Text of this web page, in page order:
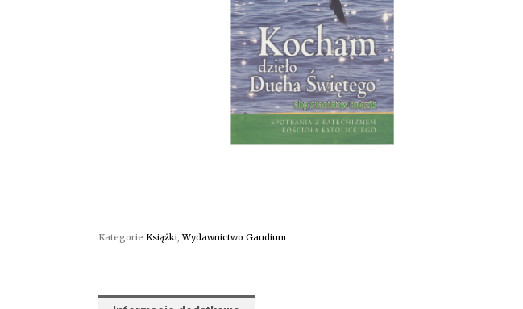
Kategorie Książki,Wydawnictwo Gaudium